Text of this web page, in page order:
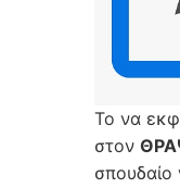
Το να
στον
σπουδαίο